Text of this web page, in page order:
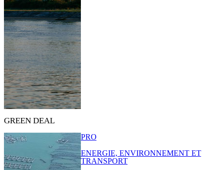
GREEN DEAL
PRO
ENERGIE, ENVIRONNEMENT ET
TRANSPORT